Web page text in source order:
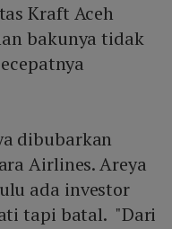
Kraft Aceh
bakunya tidak
dibubarkan
Airlines. Areya
ada investor
tapi batal. "Dari